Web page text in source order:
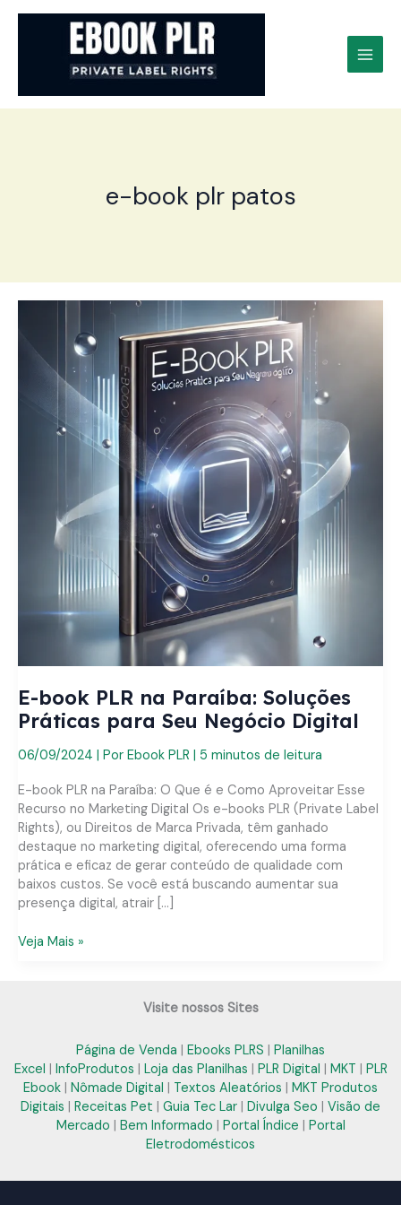
e-book plr patos
E-book PLR na Paraíba: Soluções
Práticas para Seu Negócio Digital
06/09/2024 | Por Ebook PLR 5 minutos de leitura
E-book PLR na Paraíba: O Que é e Como Aproveitar Esse
Recurso no Marketing Digital Os e-books PLR (Private Label
Rights), ou Direitos de Marca Privada, têm ganhado
destaque no marketing digital, oferecendo uma forma
prática e eficaz de gerar conteúdo de qualidade com
baixos custos. Se você está buscando aumentar sua
presença digital, atrair […]
E-
para
Seu
Negócio
Veja Mais »
Visite nossos Sites
Página de Venda | Ebooks PLRS | Planilhas
Excel | InfoProdutos | Loja das Planilhas | PLR Digital | MKT | PLR
Ebook | Nômade Digital | Textos Aleatórios | MKT Produtos
Digitais | Receitas Pet | Guia Tec Lar | Divulga Seo | Visão de
Mercado | Bem Informado | Portal Índice | Portal
Eletrodomésticos